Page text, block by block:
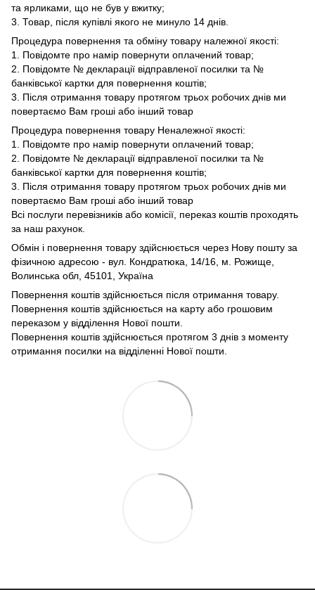
та ярликами, що не був у вжитку;
3. Товар, після купівлі якого не минуло 14 днів.
Процедура повернення та обміну товару належної якості:
1. Повідомте про намір повернути оплачений товар;
2. Повідомте № декларації відправленої посилки та №
банківської картки для повернення коштів;
3. Після отримання товару протягом трьох робочих днів ми
повертаємо Вам гроші або інший товар
Процедура повернення товару Неналежної якості:
1. Повідомте про намір повернути оплачений товар;
2. Повідомте № декларації відправленої посилки та №
банківської картки для повернення коштів;
3. Після отримання товару протягом трьох робочих днів ми
повертаємо Вам гроші або інший товар
Всі послуги перевізників або комісії, переказ коштів проходять
за наш рахунок.
Обмін і повернення товару здійснюється через Нову пошту за
фізичною адресою - вул. Кондратюка, 14/16, м. Рожище,
Волинська обл, 45101, Україна
Повернення коштів здійснюється після отримання товару.
Повернення коштів здійснюється на карту або грошовим
переказом у відділення Нової пошти.
Повернення коштів здійснюється протягом 3 днів з моменту
отримання посилки на відділенні Нової пошти.